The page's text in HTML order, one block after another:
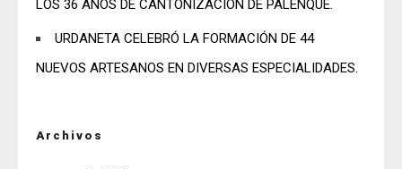
LOS 36 AÑOS DE CANTONIZACIÓN DE PALENQUE.
URDANETA CELEBRÓ LA FORMACIÓN DE 44
NUEVOS ARTESANOS EN DIVERSAS ESPECIALIDADES.
Archivos